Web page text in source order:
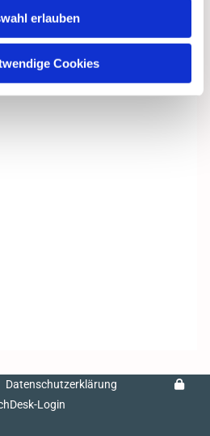
erlauben
Cookies
Datenschutzerklärung
Login